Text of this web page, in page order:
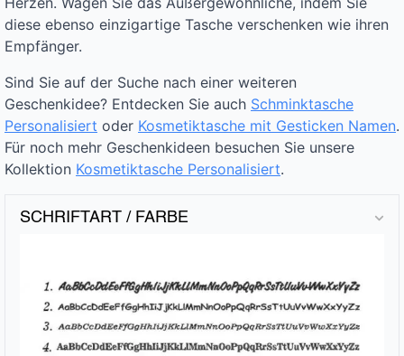
diese ebenso einzigartige Tasche verschenken wie ihren
Empfänger.
Sind Sie auf der Suche nach einer weiteren
Geschenkidee? Entdecken Sie auch Schminktasche
Personalisiert oder Kosmetiktasche mit Gesticken Namen.
Für noch mehr Geschenkideen besuchen Sie unsere
Kollektion Kosmetiktasche Personalisiert.
SCHRIFTART / FARBE